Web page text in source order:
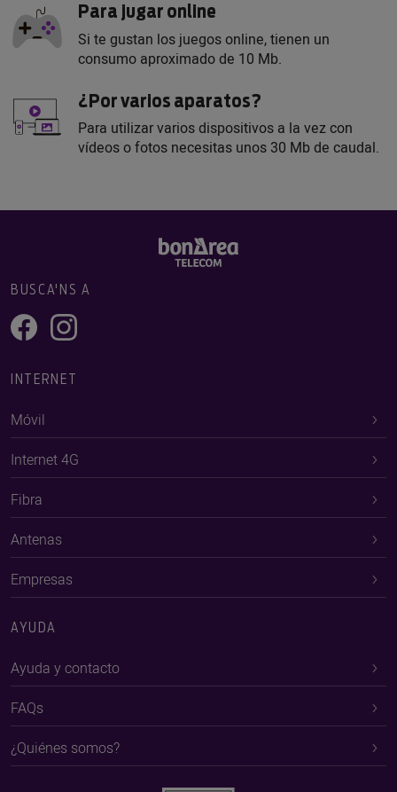
Para jugar online
Si te gustan los juegos online, tienen un
consumo aproximado de 10 Mb.
¿Por varios aparatos?
Para utilizar varios dispositivos a la vez con
vídeos o fotos necesitas unos 30 Mb de caudal.
BUSCA'NS A
INTERNET
Móvil
Internet 4G
Fibra
Antenas
Empresas
AYUDA
Ayuda y contacto
FAQs
¿Quiénes somos?